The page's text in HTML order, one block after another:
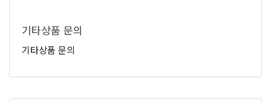
기타상품 문의
기타상품 문의